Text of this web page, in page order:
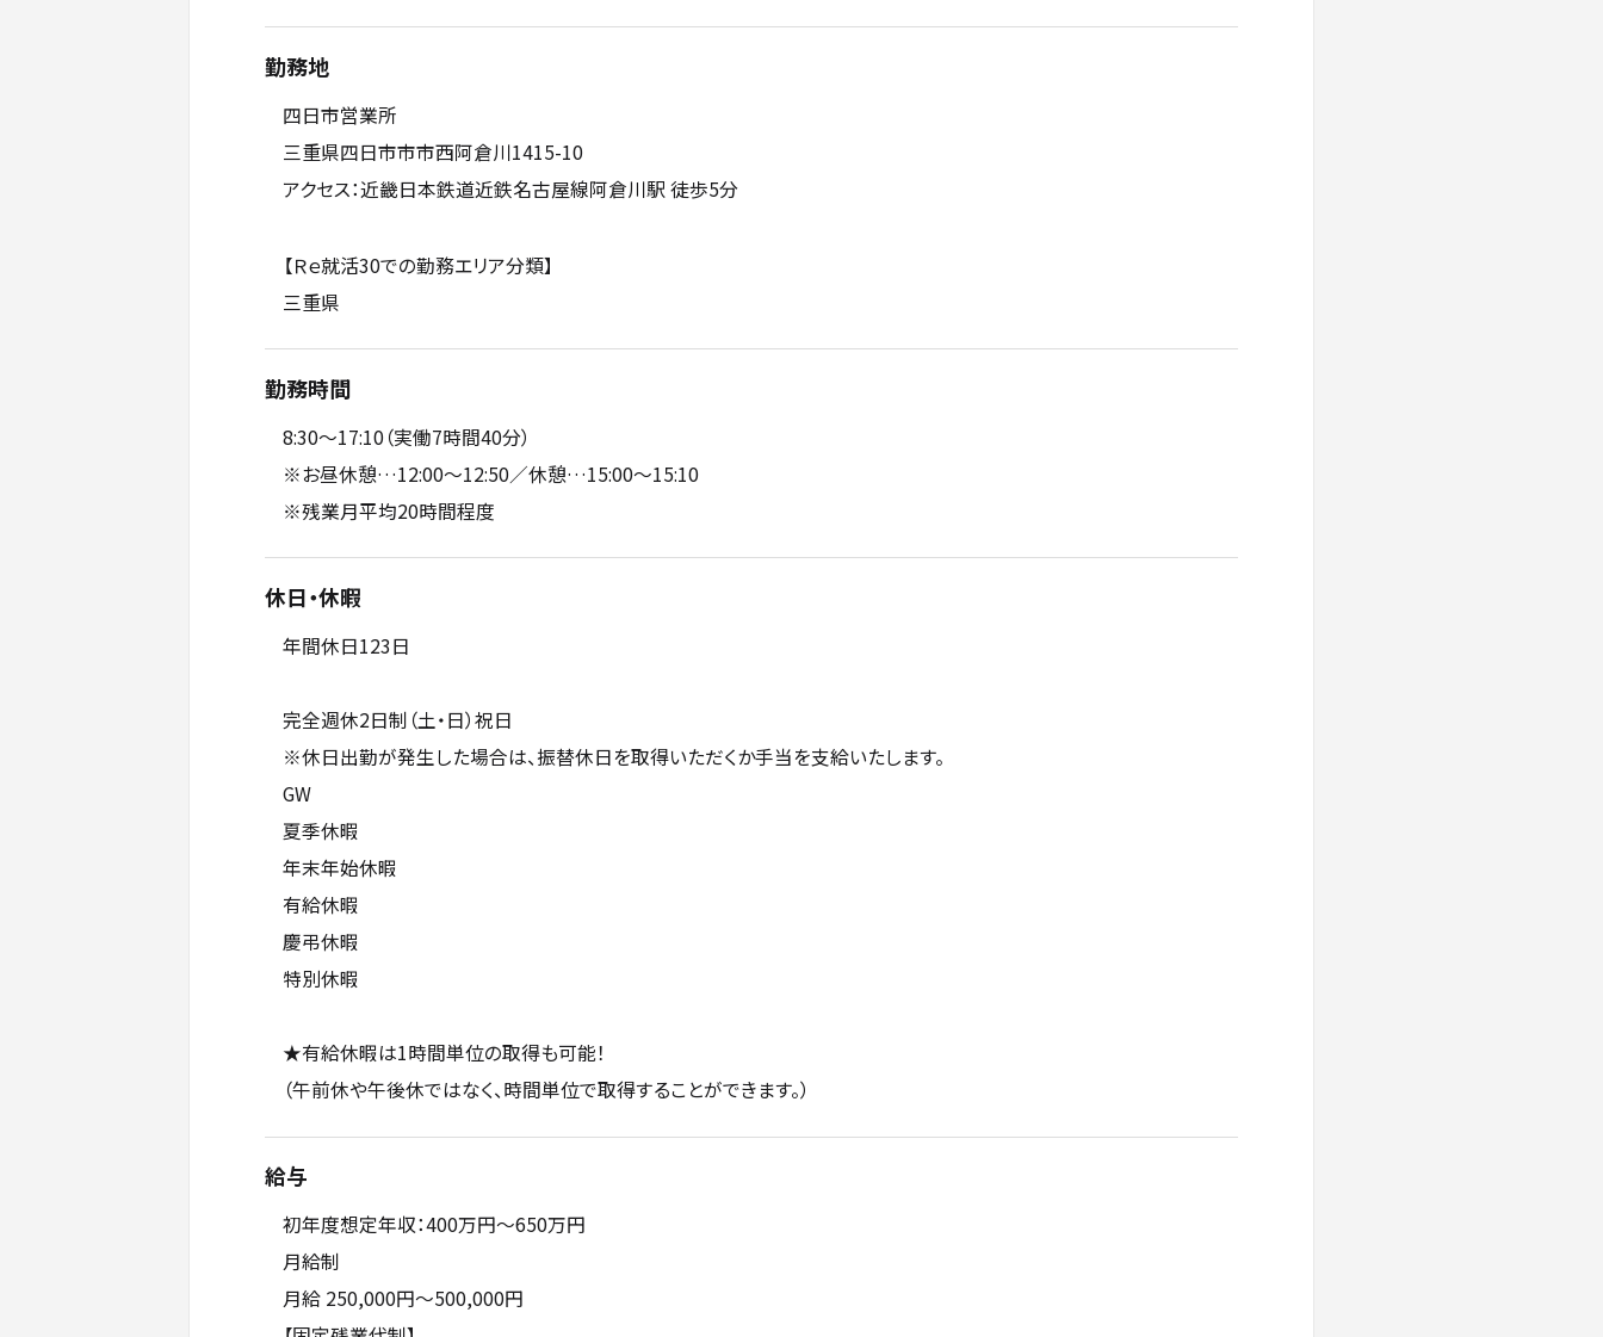
勤務地
四日市営業所
三重県四日市市市西阿倉川1415-10
アクセス：近畿日本鉄道近鉄名古屋線阿倉川駅 徒歩5分
【Ｒｅ就活30での勤務エリア分類】
三重県
勤務時間
8:30～17:10（実働7時間40分）
※お昼休憩…12:00～12:50／休憩…15:00～15:10
※残業月平均20時間程度
休日・休暇
年間休日123日
完全週休2日制（土・日）祝日
※休日出勤が発生した場合は、振替休日を取得いただくか手当を支給いたします。
GW
夏季休暇
年末年始休暇
有給休暇
慶弔休暇
特別休暇
★有給休暇は1時間単位の取得も可能！
（午前休や午後休ではなく、時間単位で取得することができます。）
給与
初年度想定年収：400万円〜650万円
月給制
月給 250,000円～500,000円